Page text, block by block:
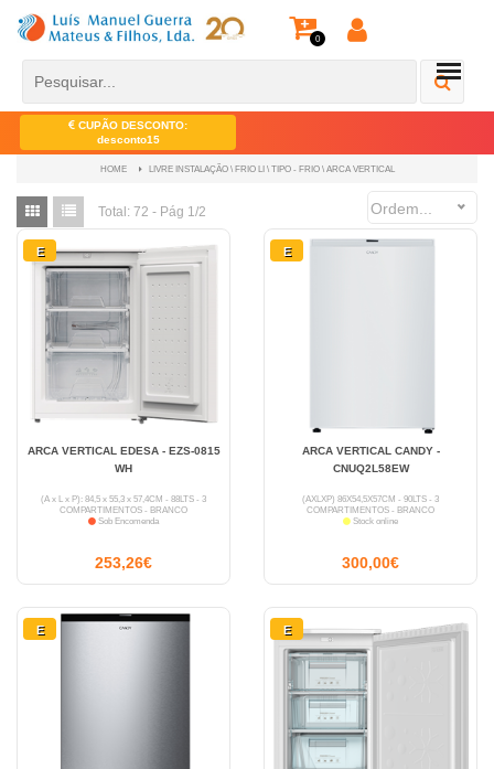
0
CUPÃO DESCONTO:
desconto15
HOME LIVRE INSTALAÇÃO \ FRIO LI \ TIPO - FRIO \ ARCA VERTICAL
Total: 72 - Pág 1/2 Ordem...
E
ARCA VERTICAL EDESA - EZS-0815
WH
(A x L x P): 84,5 x 55,3 x 57,4CM - 88LTS - 3
COMPARTIMENTOS - BRANCO
Sob Encomenda
253,26€
E
ARCA VERTICAL CANDY -
CNUQ2L58EW
(AXLXP) 86X54,5X57CM - 90LTS - 3
COMPARTIMENTOS - BRANCO
Stock online
300,00€
E E